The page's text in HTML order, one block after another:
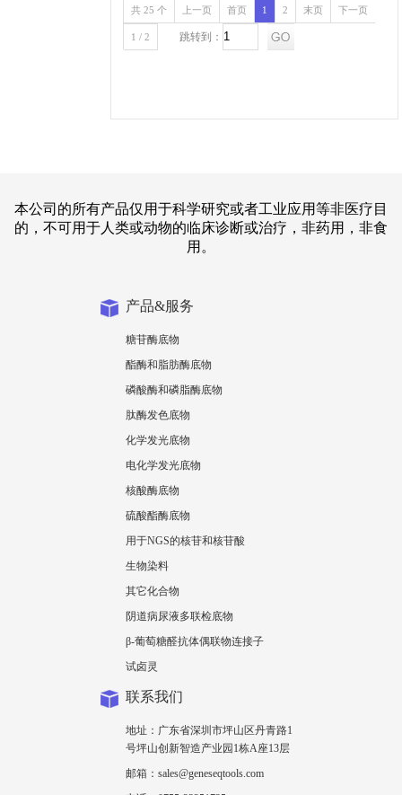
共 25 个 上一页 首页 1 2 末页 下一页
1 / 2 跳转到：
本公司的所有产品仅用于科学研究或者工业应用等非医疗目
的，不可用于人类或动物的临床诊断或治疗，非药用，非食
用。
产品&服务
糖苷酶底物
酯酶和脂肪酶底物
磷酸酶和磷脂酶底物
肽酶发色底物
化学发光底物
电化学发光底物
核酸酶底物
硫酸酯酶底物
用于NGS的核苷和核苷酸
生物染料
其它化合物
阴道病尿液多联检底物
β-葡萄糖醛抗体偶联物连接子
试卤灵
联系我们
地址：广东省深圳市坪山区丹青路1
号坪山创新智造产业园1栋A座13层
邮箱：sales@geneseqtools.com